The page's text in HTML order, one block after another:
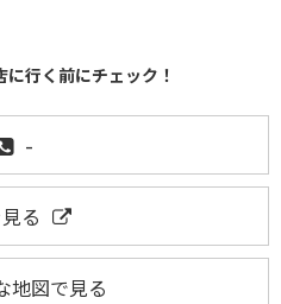
行く前にチェック！
-
る
地図で見る